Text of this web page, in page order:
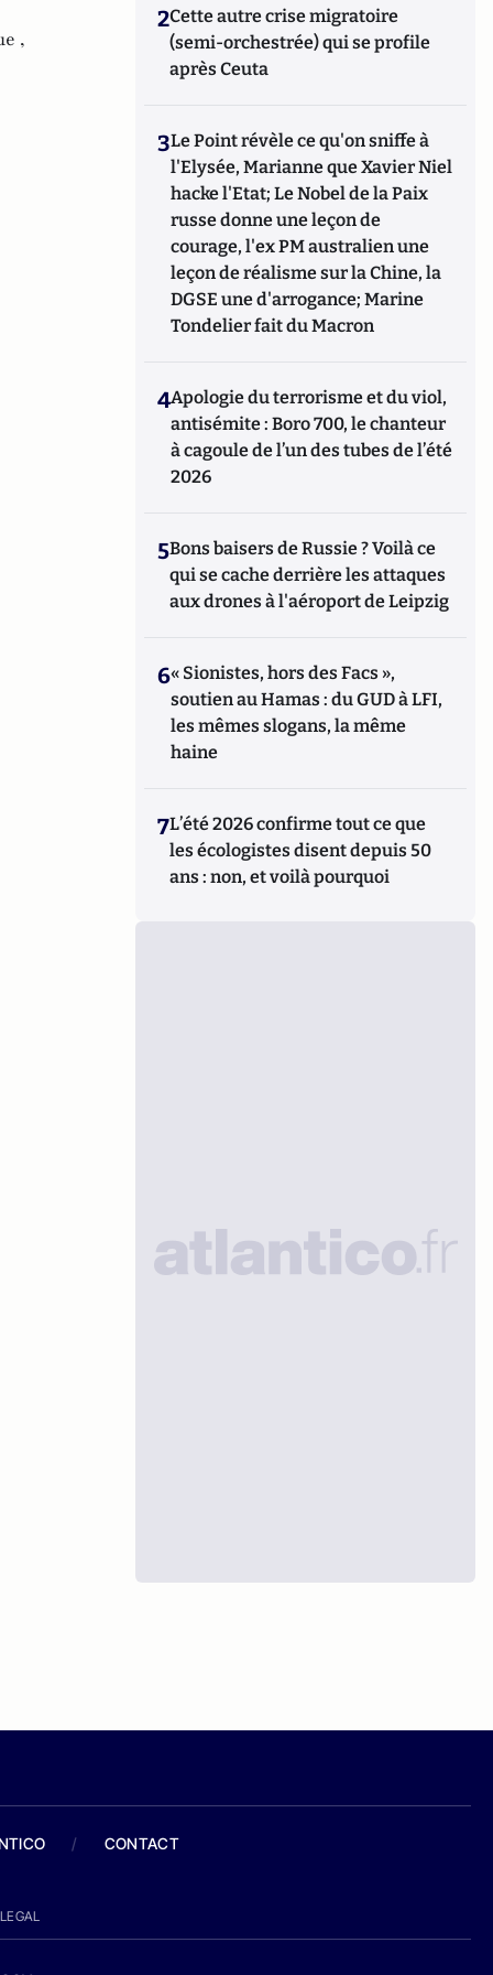
,
2Cette autre crise migratoire
(semi-orchestrée) qui se profile
après Ceuta
3Le Point révèle ce qu'on sniffe à
l'Elysée, Marianne que Xavier Niel
hacke l'Etat; Le Nobel de la Paix
russe donne une leçon de
courage, l'ex PM australien une
leçon de réalisme sur la Chine, la
DGSE une d'arrogance; Marine
Tondelier fait du Macron
4Apologie du terrorisme et du viol,
antisémite : Boro 700, le chanteur
à cagoule de l’un des tubes de l’été
2026
5Bons baisers de Russie ? Voilà ce
qui se cache derrière les attaques
aux drones à l'aéroport de Leipzig
6« Sionistes, hors des Facs »,
soutien au Hamas : du GUD à LFI,
les mêmes slogans, la même
haine
7L’été 2026 confirme tout ce que
les écologistes disent depuis 50
ans : non, et voilà pourquoi
/ CONTACT
LEGAL